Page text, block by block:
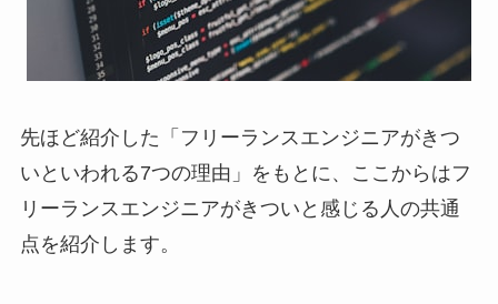
先ほど紹介した「フリーランスエンジニアがきつ
いといわれる7つの理由」をもとに、ここからはフ
リーランスエンジニアがきついと感じる人の共通
点を紹介します。